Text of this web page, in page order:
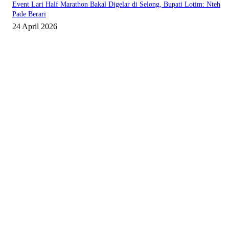
Event Lari Half Marathon Bakal Digelar di Selong, Bupati Lotim: Nteh
Pade Berari
24 April 2026